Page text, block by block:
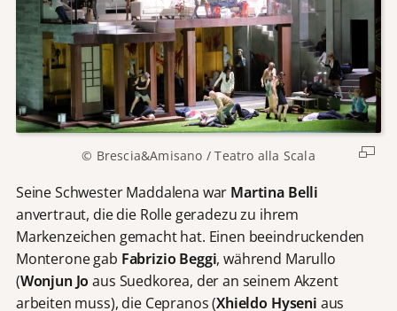
© Brescia&Amisano / Teatro alla Scala
Seine Schwester Maddalena war Martina Belli
anvertraut, die die Rolle geradezu zu ihrem
Markenzeichen gemacht hat. Einen beeindruckenden
Monterone gab Fabrizio Beggi, während Marullo
(Wonjun Jo aus Suedkorea, der an seinem Akzent
arbeiten muss), die Cepranos (Xhieldo Hyseni aus